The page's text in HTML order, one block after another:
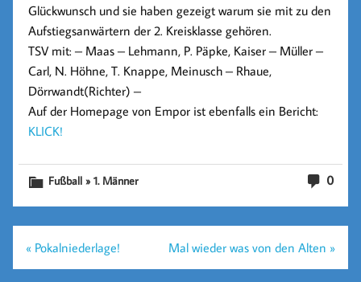
Glückwunsch und sie haben gezeigt warum sie mit zu den
Aufstiegsanwärtern der 2. Kreisklasse gehören.
TSV mit: – Maas – Lehmann, P. Päpke, Kaiser – Müller –
Carl, N. Höhne, T. Knappe, Meinusch – Rhaue,
Dörrwandt(Richter) –
Auf der Homepage von Empor ist ebenfalls ein Bericht:
KLICK!
0
Fußball » 1. Männer
Beitragsnavigation
« Pokalniederlage! Mal wieder was von den Alten »